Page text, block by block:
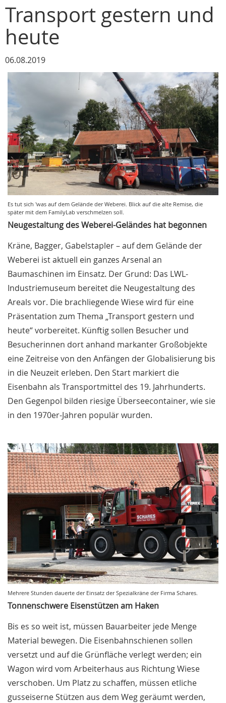
Transport gestern und
heute
06.08.2019
Es tut sich 'was auf dem Gelände der Weberei. Blick auf die alte Remise, die
später mit dem FamilyLab verschmelzen soll.
Neugestaltung des Weberei-Geländes hat begonnen
Kräne, Bagger, Gabelstapler – auf dem Gelände der
Weberei ist aktuell ein ganzes Arsenal an
Baumaschinen im Einsatz. Der Grund: Das LWL-
Industriemuseum bereitet die Neugestaltung des
Areals vor. Die brachliegende Wiese wird für eine
Präsentation zum Thema „Transport gestern und
heute“ vorbereitet. Künftig sollen Besucher und
Besucherinnen dort anhand markanter Großobjekte
eine Zeitreise von den Anfängen der Globalisierung bis
in die Neuzeit erleben. Den Start markiert die
Eisenbahn als Transportmittel des 19. Jahrhunderts.
Den Gegenpol bilden riesige Überseecontainer, wie sie
in den 1970er-Jahren populär wurden.
Mehrere Stunden dauerte der Einsatz der Spezialkräne der Firma Schares.
Tonnenschwere Eisenstützen am Haken
Bis es so weit ist, müssen Bauarbeiter jede Menge
Material bewegen. Die Eisenbahnschienen sollen
versetzt und auf die Grünfläche verlegt werden; ein
Wagon wird vom Arbeiterhaus aus Richtung Wiese
verschoben. Um Platz zu schaffen, müssen etliche
gusseiserne Stützen aus dem Weg geräumt werden,